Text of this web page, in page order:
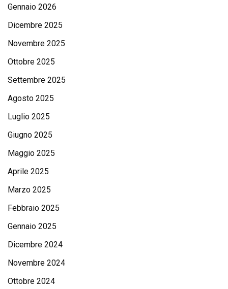
Gennaio 2026
Dicembre 2025
Novembre 2025
Ottobre 2025
Settembre 2025
Agosto 2025
Luglio 2025
Giugno 2025
Maggio 2025
Aprile 2025
Marzo 2025
Febbraio 2025
Gennaio 2025
Dicembre 2024
Novembre 2024
Ottobre 2024